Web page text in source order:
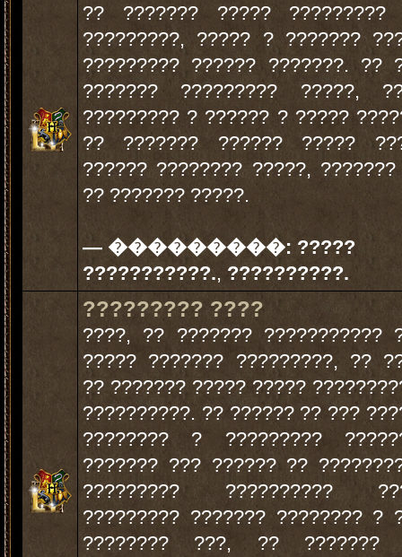
?? ??????? ????? ?????????
?????????, ????? ? ???????
????????? ?????? ???????. ??
??????? ????????? ?????,
????????? ? ?????? ? ?????
?? ??????? ?????? ?????
?????? ???????? ?????,
?? ??????? ?????.
— ���������: ?????
???????????., ??????????.
????????? ????
????, ?? ??????? ???????????
????? ??????? ?????????, ??
?? ??????? ????? ?????
??????????. ?? ?????? ?? ???
???????? ? ?????????
??????? ??? ?????? ??
????????? ??????????
????????? ??????? ???????? ?
???????? ???, ?? ???????